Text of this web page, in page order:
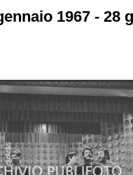
1967 - 28